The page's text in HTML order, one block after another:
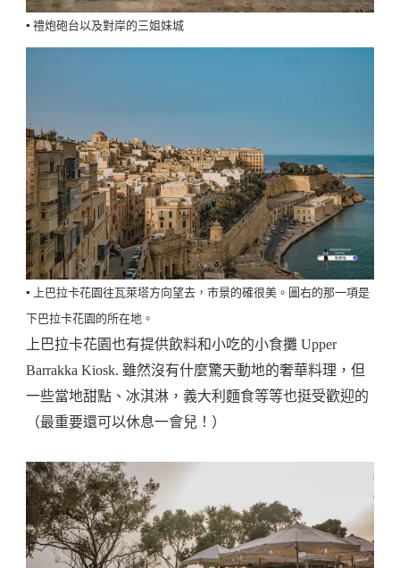
▪️ 禮炮砲台以及對岸的三姐妹城
▪️ 上巴拉卡花園往瓦萊塔方向望去，市景的確很美。圖右的那一項是
下巴拉卡花園的所在地。
上巴拉卡花園也有提供飲料和小吃的小食攤 Upper
Barrakka Kiosk. 雖然沒有什麼驚天動地的奢華料理，但
一些當地甜點、冰淇淋，義大利麵食等等也挺受歡迎的
（最重要還可以休息一會兒！）